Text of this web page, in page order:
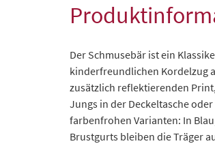
Der Schmusebär ist ein
kinderfreundlichen Kordelzug
zusätzlich reflektierenden
Jungs in der Deckeltasche
farbenfrohen Varianten: In
Brustgurts bleiben die Träger